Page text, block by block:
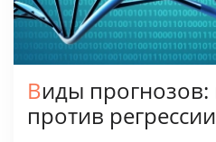
Виды прогнозов: классификация
против регрессии